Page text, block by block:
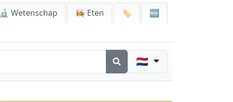
🔬 Wetenschap 👩‍🍳 Eten 🏷️
🆕
🇳🇱